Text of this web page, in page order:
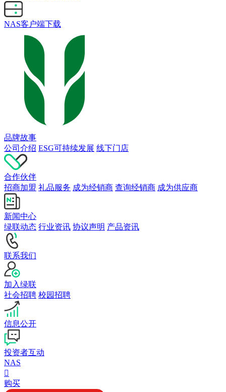
NAS客户端下载
品牌故事
公司介绍 ESG可持续发展 线下门店
合作伙伴
招商加盟 礼品服务 成为经销商 查询经销商 成为供应商
新闻中心
绿联动态 行业资讯 协议声明 产品资讯
联系我们
加入绿联
社会招聘 校园招聘
信息公开
投资者互动
NAS

购买